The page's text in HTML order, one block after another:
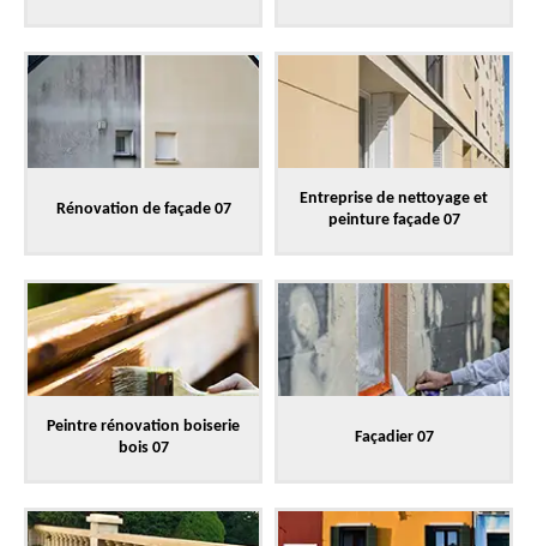
Rénovation de façade 07
Entreprise de nettoyage et
peinture façade 07
Peintre rénovation boiserie
bois 07
Façadier 07